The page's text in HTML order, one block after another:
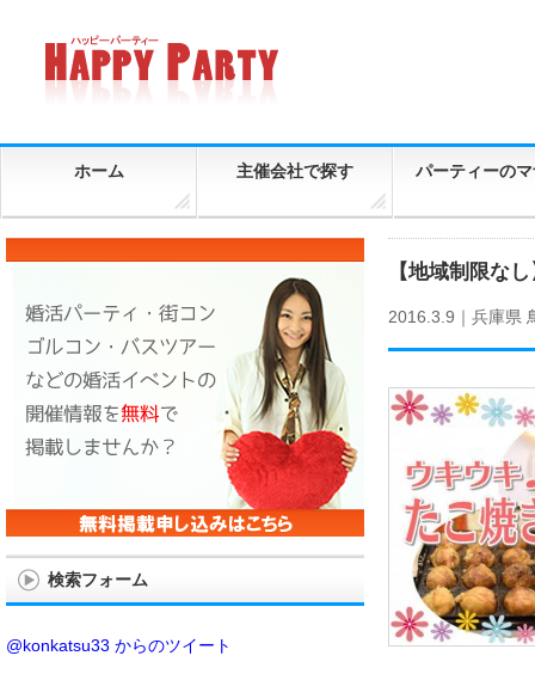
ホーム 主催会社で探す パーティーの
【地域制限な
2016.3.9｜ 兵庫県
検索フォーム
@konkatsu33 からのツイート